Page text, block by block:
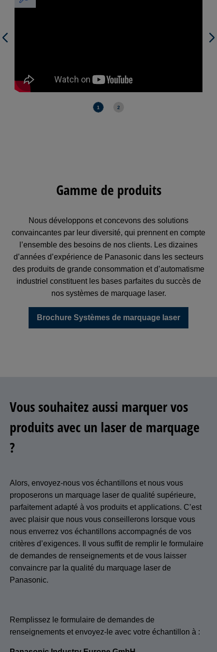
Previous
1 2
Next
Gamme de produits
Nous développons et concevons des solutions
convaincantes par leur diversité, qui prennent en compte
l’ensemble des besoins de nos clients. Les dizaines
d’années d’expérience de Panasonic dans les secteurs
des produits de grande consommation et d’automatisme
industriel constituent les bases parfaites du succès de
nos systèmes de marquage laser.
Brochure Systèmes de marquage laser
Vous souhaitez aussi marquer vos
produits avec un laser de marquage
?
Alors, envoyez-nous vos échantillons et nous vous
proposerons un marquage laser de qualité supérieure,
parfaitement adapté à vos produits et applications. C’est
avec plaisir que nous vous conseillerons lorsque vous
nous enverrez vos échantillons accompagnés de vos
critères d’exigences. Il vous suffit de remplir le formulaire
de demandes de renseignements et de vous laisser
convaincre par la qualité du marquage laser de
Panasonic.
Remplissez le formulaire de demandes de
renseignements et envoyez-le avec votre échantillon à :